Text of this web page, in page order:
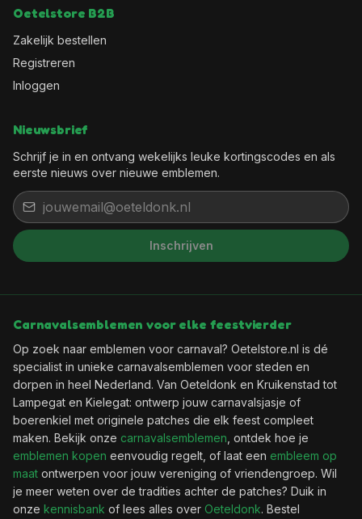
Oetelstore B2B
Zakelijk bestellen
Registreren
Inloggen
Nieuwsbrief
Schrijf je in en ontvang wekelijks leuke kortingscodes en als
eerste nieuws over nieuwe emblemen.
Inschrijven
Carnavalsemblemen voor elke feestvierder
Op zoek naar emblemen voor carnaval? Oetelstore.nl is dé
specialist in unieke carnavalsemblemen voor steden en
dorpen in heel Nederland. Van Oeteldonk en Kruikenstad tot
Lampegat en Kielegat: ontwerp jouw carnavalsjasje of
boerenkiel met originele patches die elk feest compleet
maken. Bekijk onze carnavalsemblemen , ontdek hoe je
emblemen kopen eenvoudig regelt, of laat een embleem op
maat ontwerpen voor jouw vereniging of vriendengroep. Wil
je meer weten over de tradities achter de patches? Duik in
onze kennisbank of lees alles over Oeteldonk. Bestel